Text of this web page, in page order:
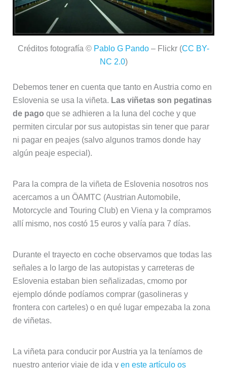
Créditos fotografía © Pablo G Pando – Flickr (CC BY-
NC 2.0)
Debemos tener en cuenta que tanto en Austria como en
Eslovenia se usa la viñeta. Las viñetas son pegatinas
de pago que se adhieren a la luna del coche y que
permiten circular por sus autopistas sin tener que parar
ni pagar en peajes (salvo algunos tramos donde hay
algún peaje especial).
Para la compra de la viñeta de Eslovenia nosotros nos
acercamos a un ÖAMTC (Austrian Automobile,
Motorcycle and Touring Club) en Viena y la compramos
allí mismo, nos costó 15 euros y valía para 7 días.
Durante el trayecto en coche observamos que todas las
señales a lo largo de las autopistas y carreteras de
Eslovenia estaban bien señalizadas, cmomo por
ejemplo dónde podíamos comprar (gasolineras y
frontera con carteles) o en qué lugar empezaba la zona
de viñetas.
La viñeta para conducir por Austria ya la teníamos de
nuestro anterior viaje de ida y en este artículo os